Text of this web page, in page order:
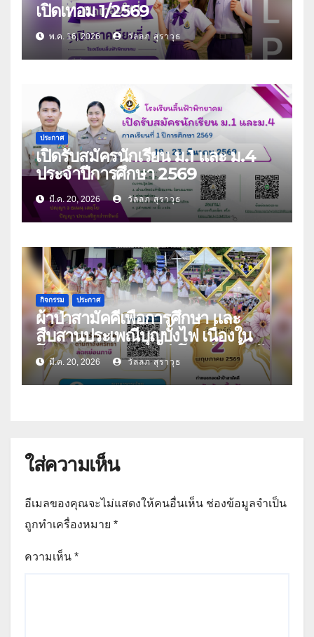
เปิดเทอม 1/2569
พ.ค. 16, 2026 วัลลภ สุราวุธ
ประกาศ
เปิดรับสมัครนักเรียน ม.1 และ ม.4
ประจำปีการศึกษา 2569
มี.ค. 20, 2026 วัลลภ สุราวุธ
กิจกรรม ประกาศ
ผ้าป่าสามัคคีเพื่อการศึกษา และ
สืบสานประเพณีบุญบั้งไฟ เนื่องใน
โอกาสครบรอบ 32 ปี โรงเรียนลิ้นฟ้า
พิทยาคม
มี.ค. 20, 2026 วัลลภ สุราวุธ
ใส่ความเห็น
อีเมลของคุณจะไม่แสดงให้คนอื่นเห็น ช่องข้อมูลจำเป็น
ถูกทำเครื่องหมาย *
ความเห็น *